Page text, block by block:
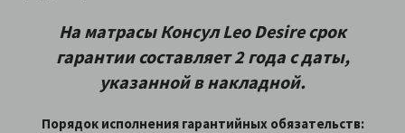
На матрасы Консул Leo Desire срок
гарантии составляет 2 года с даты,
указанной в накладной.
Порядок исполнения гарантийных обязательств: